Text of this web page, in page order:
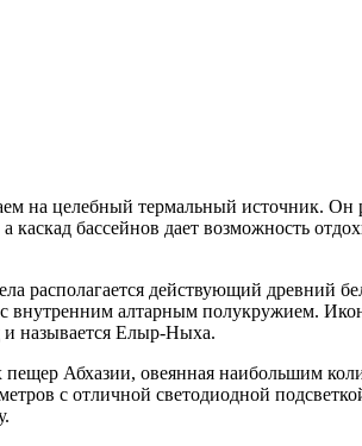
на целебный термальный источник. Он
бассейнов дает возможность
располагается действующий древний
внутренним алтарным полукружием.
называется Елыр-Ныха.
Абхазии, овеянная наибольшим
с отличной светодиодной